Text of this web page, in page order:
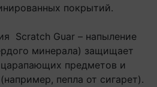
покрытий.
Scratch Guar – напыление
минерала) защищает
предметов и
пепла от сигарет).